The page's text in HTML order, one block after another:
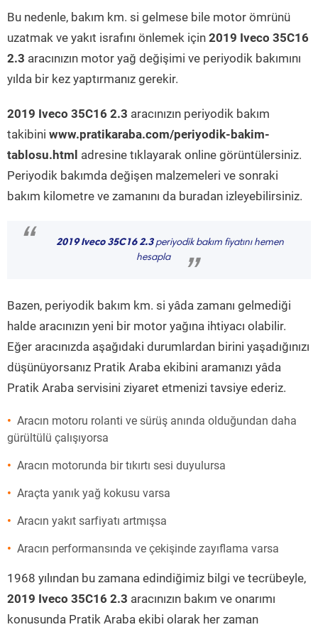
Bu nedenle, bakım km. si gelmese bile motor ömrünü
uzatmak ve yakıt israfını önlemek için 2019 Iveco 35C16
2.3 aracınızın motor yağ değişimi ve periyodik bakımını
yılda bir kez yaptırmanız gerekir.
2019 Iveco 35C16 2.3 aracınızın periyodik bakım
takibini www.pratikaraba.com/periyodik-bakim-
tablosu.html adresine tıklayarak online görüntülersiniz.
Periyodik bakımda değişen malzemeleri ve sonraki
bakım kilometre ve zamanını da buradan izleyebilirsiniz.
“ 2019 Iveco 35C16 2.3periyodik bakım fiyatını hemen
hesapla
”
Bazen, periyodik bakım km. si yâda zamanı gelmediği
halde aracınızın yeni bir motor yağına ihtiyacı olabilir.
Eğer aracınızda aşağıdaki durumlardan birini yaşadığınızı
düşünüyorsanız Pratik Araba ekibini aramanızı yâda
Pratik Araba servisini ziyaret etmenizi tavsiye ederiz.
Aracın motoru rolanti ve sürüş anında olduğundan daha
gürültülü çalışıyorsa
Aracın motorunda bir tıkırtı sesi duyulursa
Araçta yanık yağ kokusu varsa
Aracın yakıt sarfiyatı artmışsa
Aracın performansında ve çekişinde zayıflama varsa
1968 yılından bu zamana edindiğimiz bilgi ve tecrübeyle,
2019 Iveco 35C16 2.3 aracınızın bakım ve onarımı
konusunda Pratik Araba ekibi olarak her zaman